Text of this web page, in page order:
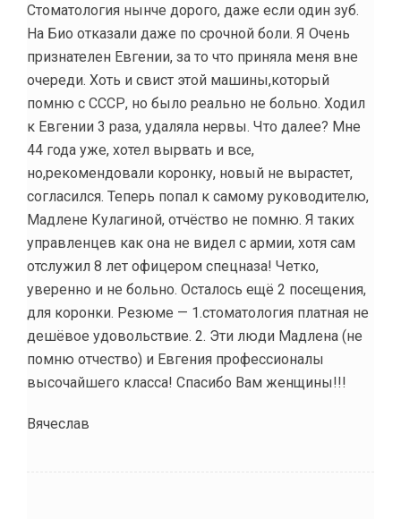
Стоматология нынче дорого, даже если один зуб.
На Био отказали даже по срочной боли. Я Очень
признателен Евгении, за то что приняла меня вне
очереди. Хоть и свист этой машины,который
помню с СССР, но было реально не больно. Ходил
к Евгении 3 раза, удаляла нервы. Что далее? Мне
44 года уже, хотел вырвать и все,
но,рекомендовали коронку, новый не вырастет,
согласился. Теперь попал к самому руководителю,
Мадлене Кулагиной, отчёство не помню. Я таких
управленцев как она не видел с армии, хотя сам
отслужил 8 лет офицером спецназа! Четко,
уверенно и не больно. Осталось ещё 2 посещения,
для коронки. Резюме — 1.стоматология платная не
дешёвое удовольствие. 2. Эти люди Мадлена (не
помню отчество) и Евгения профессионалы
высочайшего класса! Спасибо Вам женщины!!!
Вячеслав